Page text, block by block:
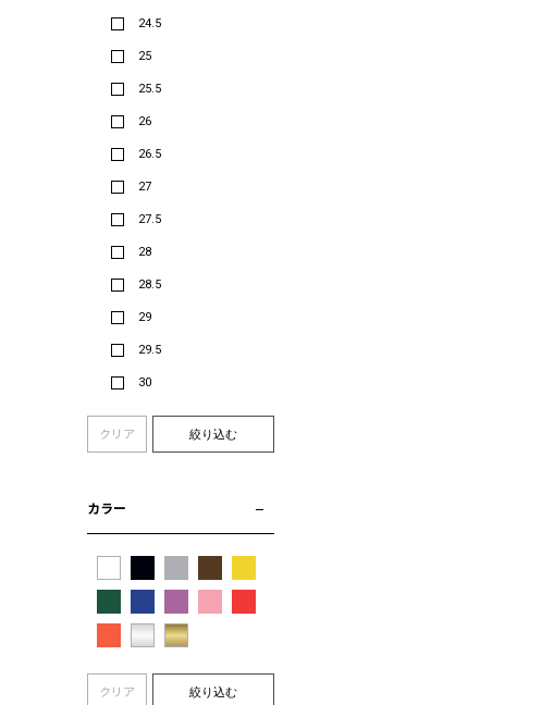
24.5
25
25.5
26
26.5
27
27.5
28
28.5
29
29.5
30
クリア 絞り込む
カラー
クリア 絞り込む